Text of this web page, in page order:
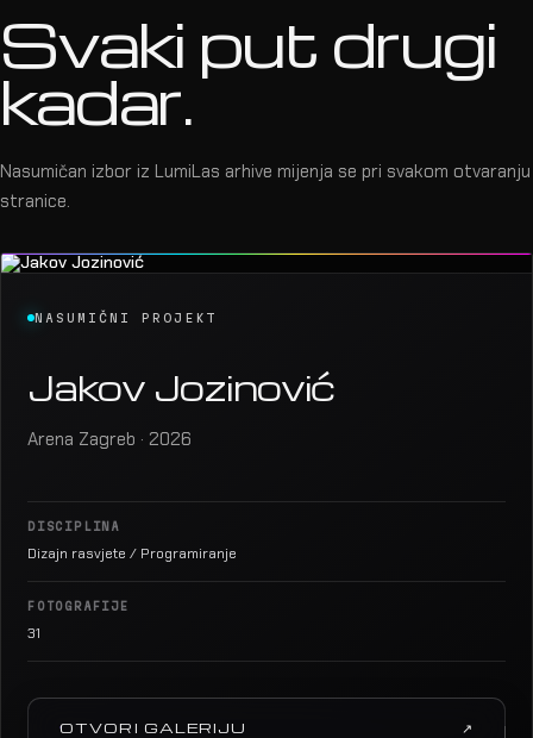
Svaki put drugi
kadar.
Nasumičan izbor iz LumiLas arhive mijenja se pri svakom otvaranju
stranice.
NASUMIČNI PROJEKT
Jakov Jozinović
Arena Zagreb · 2026
DISCIPLINA
Dizajn rasvjete / Programiranje
FOTOGRAFIJE
31
OTVORI GALERIJU ↗